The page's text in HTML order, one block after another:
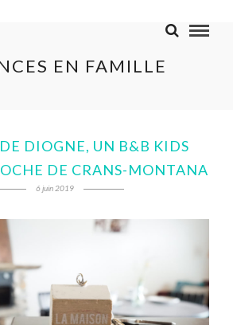
EN FAMILLE
DIOGNE, UN B&B KIDS
DE CRANS-MONTANA
6 juin 2019